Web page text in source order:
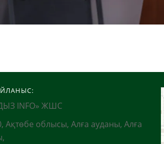
INFO» ЖШС
Ақтөбе облысы, Алға ауданы, Алға